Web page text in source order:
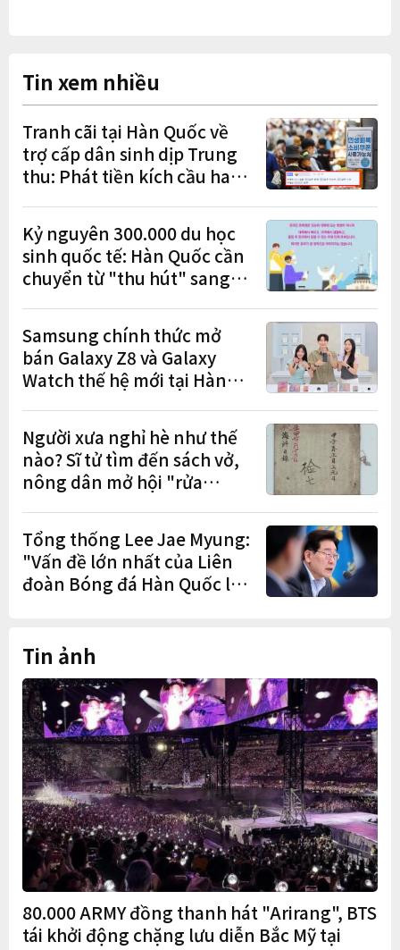
Tin xem nhiều
Tranh cãi tại Hàn Quốc về
trợ cấp dân sinh dịp Trung
thu: Phát tiền kích cầu hay
Kỷ nguyên 300.000 du học
sinh quốc tế: Hàn Quốc cần
chuyển từ "thu hút" sang
Samsung chính thức mở
bán Galaxy Z8 và Galaxy
Watch thế hệ mới tại Hàn
đơn đặt trước
Người xưa nghỉ hè như thế
nào? Sĩ tử tìm đến sách vở,
nông dân mở hội "rửa
Tổng thống Lee Jae Myung:
"Vấn đề lớn nhất của Liên
đoàn Bóng đá Hàn Quốc là
Tin ảnh
80.000 ARMY đồng thanh hát "Arirang", BTS
tái khởi động chặng lưu diễn Bắc Mỹ tại